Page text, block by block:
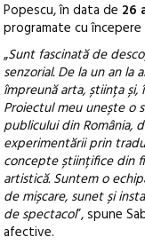
Popescu, în data de 26
programate cu începere
„Sunt fascinată de
senzorial. De la un an
împreună arta, știința și,
Proiectul meu unește o
publicului din România,
experimentării prin
concepte științifice din
artistică. Suntem o
de mișcare, sunet și
de spectacol”, spune
afective.